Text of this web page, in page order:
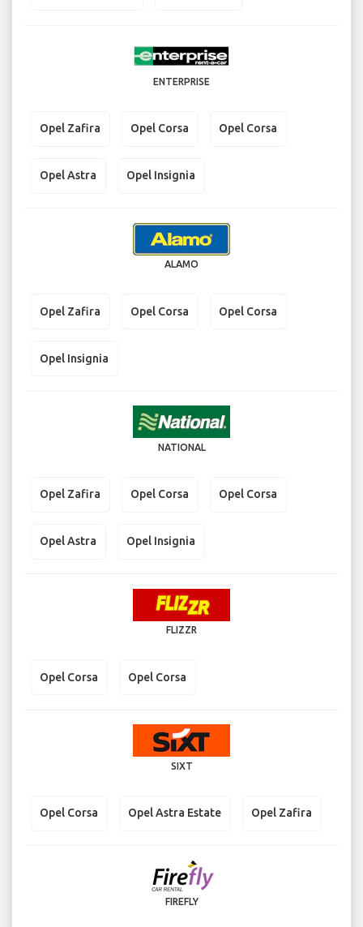
ENTERPRISE
Opel Zafira Opel Corsa Opel Corsa
Opel Astra Opel Insignia
ALAMO
Opel Zafira Opel Corsa Opel Corsa
Opel Insignia
NATIONAL
Opel Zafira Opel Corsa Opel Corsa
Opel Astra Opel Insignia
FLIZZR
Opel Corsa Opel Corsa
SIXT
Opel Corsa Opel Astra Estate Opel Zafira
FIREFLY